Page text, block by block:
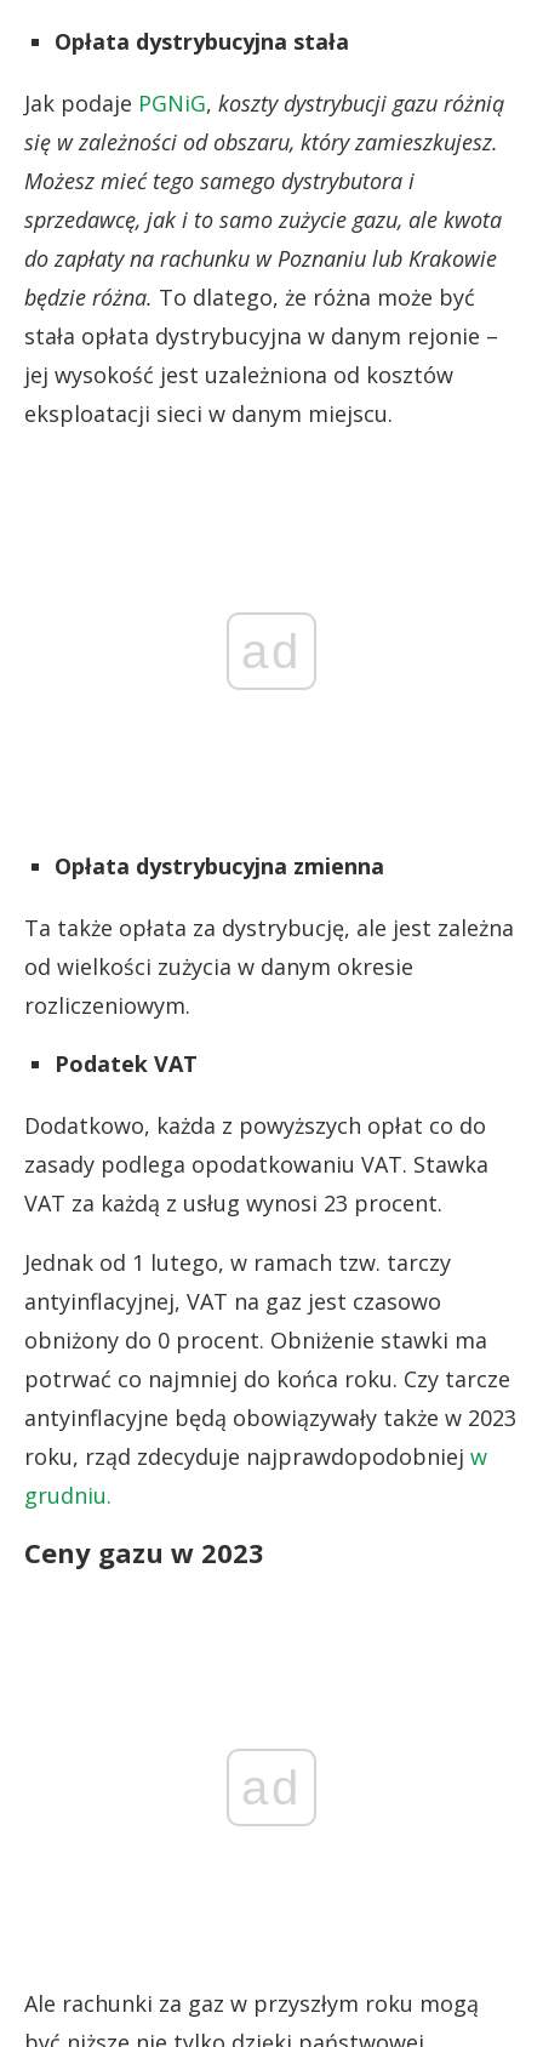
Opłata dystrybucyjna stała
Jak podaje PGNiG, koszty dystrybucji gazu różnią
się w zależności od obszaru, który zamieszkujesz.
Możesz mieć tego samego dystrybutora i
sprzedawcę, jak i to samo zużycie gazu, ale kwota
do zapłaty na rachunku w Poznaniu lub Krakowie
będzie różna. To dlatego, że różna może być
stała opłata dystrybucyjna w danym rejonie –
jej wysokość jest uzależniona od kosztów
eksploatacji sieci w danym miejscu.
ad
Opłata dystrybucyjna zmienna
Ta także opłata za dystrybucję, ale jest zależna
od wielkości zużycia w danym okresie
rozliczeniowym.
Podatek VAT
Dodatkowo, każda z powyższych opłat co do
zasady podlega opodatkowaniu VAT. Stawka
VAT za każdą z usług wynosi 23 procent.
Jednak od 1 lutego, w ramach tzw. tarczy
antyinflacyjnej, VAT na gaz jest czasowo
obniżony do 0 procent. Obniżenie stawki ma
potrwać co najmniej do końca roku. Czy tarcze
antyinflacyjne będą obowiązywały także w 2023
roku, rząd zdecyduje najprawdopodobniej w
grudniu.
Ceny gazu w 2023
ad
Ale rachunki za gaz w przyszłym roku mogą